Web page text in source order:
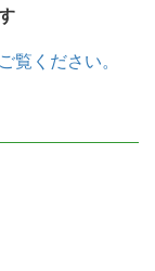
覧ください。